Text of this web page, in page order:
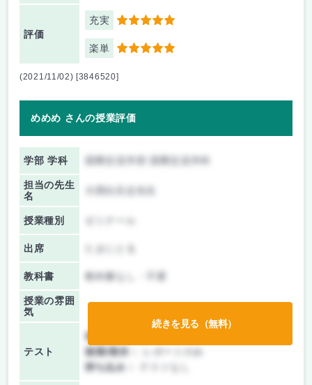
評価
充実 5
楽単 5
(2021/11/02) [3846520]
めめめ さんの授業評価
学部 学科
担当の先生
名
授業種別
出席
教科書 教科書なし・不要
授業の雰囲
気
テスト
前期/中間：
後期/期末：
持ち込み：
続きを見る（無料）